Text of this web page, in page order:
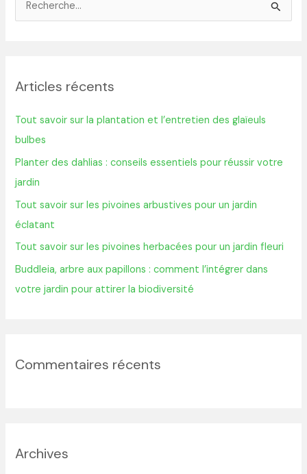
e
c
h
e
r
:
Articles récents
Tout savoir sur la plantation et l’entretien des glaïeuls
bulbes
Planter des dahlias : conseils essentiels pour réussir votre
jardin
Tout savoir sur les pivoines arbustives pour un jardin
éclatant
Tout savoir sur les pivoines herbacées pour un jardin fleuri
Buddleia, arbre aux papillons : comment l’intégrer dans
votre jardin pour attirer la biodiversité
Commentaires récents
Archives